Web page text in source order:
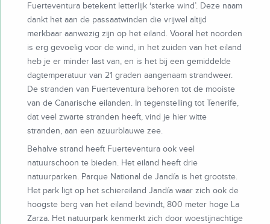
Fuerteventura betekent letterlijk ‘sterke wind’. Deze naam
dankt het aan de passaatwinden die vrijwel altijd
merkbaar aanwezig zijn op het eiland. Vooral het noorden
is erg gevoelig voor de wind, in het zuiden van het eiland
heb je er minder last van, en is het bij een gemiddelde
dagtemperatuur van 21 graden aangenaam strandweer.
De stranden van Fuerteventura behoren tot de mooiste
van de Canarische eilanden. In tegenstelling tot Tenerife,
dat veel zwarte stranden heeft, vind je hier witte
stranden, aan een azuurblauwe zee.
Behalve strand heeft Fuerteventura ook veel
natuurschoon te bieden. Het eiland heeft drie
natuurparken. Parque National de Jandía is het grootste.
Het park ligt op het schiereiland Jandía waar zich ook de
hoogste berg van het eiland bevindt, 800 meter hoge La
Zarza. Het natuurpark kenmerkt zich door woestijnachtige